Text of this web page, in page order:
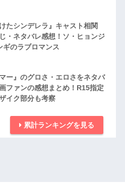
たシンデレラ』キャスト相関
・ネタバレ感想！ソ・ヒョンジ
ギのラブロマンス
マー』のグロさ・エロさをネタバ
ファンの感想まとめ！R15指定
イク部分も考察
累計ランキングを見る